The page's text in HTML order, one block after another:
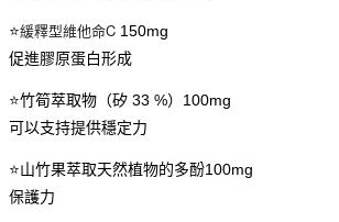
⭐緩釋型維他命C 150mg
促進膠原蛋白形成
⭐竹筍萃取物（矽 33 %）100mg
可以支持提供穩定力
⭐山竹果萃取天然植物的多酚100mg
保護力